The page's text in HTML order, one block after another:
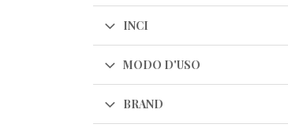
INCI
MODO D'USO
BRAND